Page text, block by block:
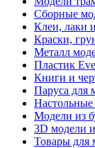
Сборные
Клеи, лаки
Краски,
Металл
Пластик
Книги и
Паруса для
Модели из
3D модели
Товары для